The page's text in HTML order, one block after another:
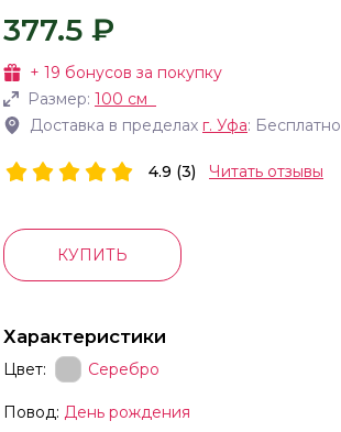
377.5 ₽
+ 19 бонусов за покупку
Размер: 100 см
Доставка в пределах г. Уфа: Бесплатно
4.9 (3) Читать отзывы
КУПИТЬ
Характеристики
Цвет: Серебро
Повод: День рождения